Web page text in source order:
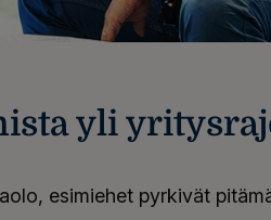
yli
esimiehet pyrkivät